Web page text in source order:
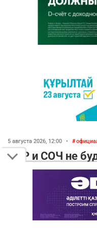
5 августа 2026, 12:00 •
СОР и СОЧ не
начальных